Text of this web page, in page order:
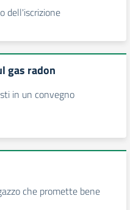
dell'iscrizione
gas radon
in un convegno
che promette bene